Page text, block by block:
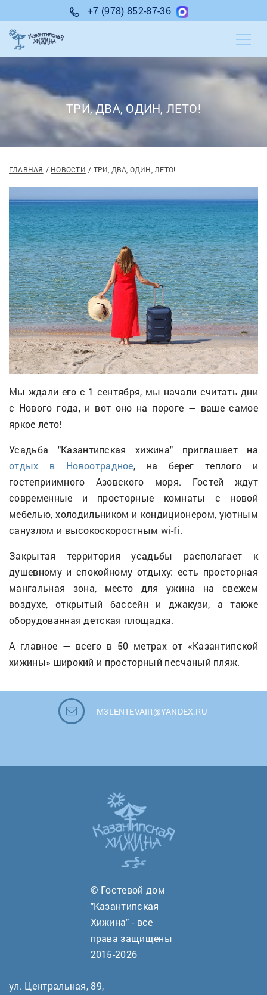
+7 (978) 852-87-36
ТРИ, ДВА, ОДИН, ЛЕТО!
ГЛАВНАЯ НОВОСТИ ТРИ, ДВА, ОДИН, ЛЕТО!
Мы ждали его с 1 сентября, мы начали считать дни
с Нового года, и вот оно на пороге — ваше самое
яркое лето!
Усадьба "Казантипская хижина" приглашает на
отдых в Новоотрадное, на берег теплого и
гостеприимного Азовского моря. Гостей ждут
современные и просторные комнаты с новой
мебелью, холодильником и кондиционером, уютным
санузлом и высокоскоростным wi-fi.
Закрытая территория усадьбы располагает к
душевному и спокойному отдыху: есть просторная
мангальная зона, место для ужина на свежем
воздухе, открытый бассейн и джакузи, а также
оборудованная детская площадка.
А главное — всего в 50 метрах от «Казантипской
хижины» широкий и просторный песчаный пляж.
M3LENTEVAIR@YANDEX.RU
© Гостевой дом
"Казантипская
Хижина" - все
права защищены
2015-2026
ул. Центральная, 89,